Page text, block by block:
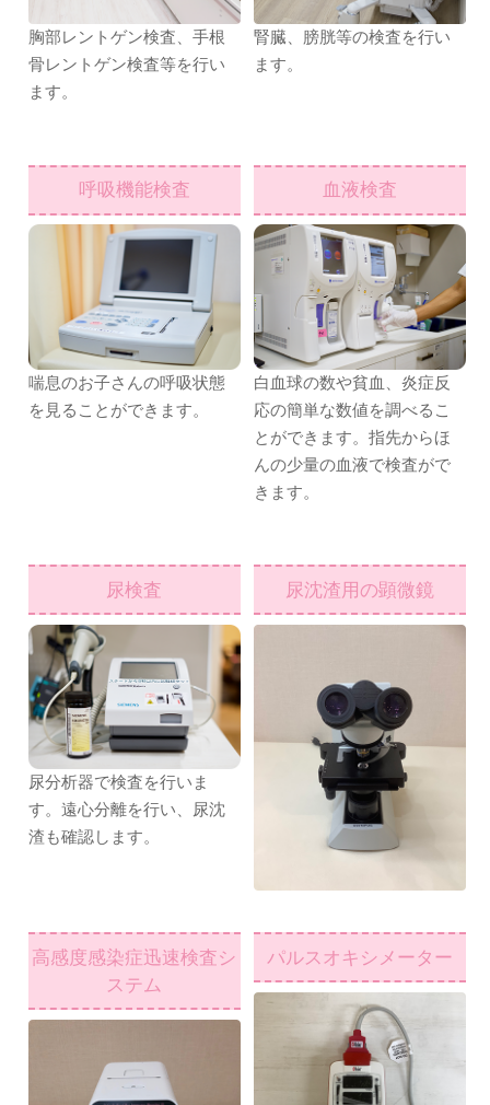
胸部レントゲン検査、手根
骨レントゲン検査等を行い
ます。
腎臓、膀胱等の検査を行い
ます。
呼吸機能検査
喘息のお子さんの呼吸状態
を見ることができます。
血液検査
白血球の数や貧血、炎症反
応の簡単な数値を調べるこ
とができます。指先からほ
んの少量の血液で検査がで
きます。
尿検査
尿分析器で検査を行いま
す。遠心分離を行い、尿沈
渣も確認します。
尿沈渣用の顕微鏡
高感度感染症迅速検査シ
ステム
パルスオキシメーター